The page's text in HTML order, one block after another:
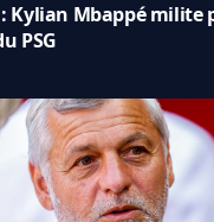
Kylian Mbappé milite
PSG